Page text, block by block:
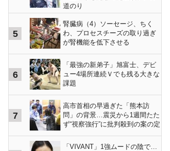
道のり
5
腎臓病（4）ソーセージ、ちく
わ、プロセスチーズの取り過ぎ
が腎機能を低下させる
6
「最強の新弟子」旭富士、デビ
ュー4場所連続Ｖでも残る大きな
課題
7
高市首相の早過ぎた「熊本訪
問」の背景…震災から1週間たた
ず“視察強行”に批判殺到の案の定
「VIVANT」1強ムードの陰で…